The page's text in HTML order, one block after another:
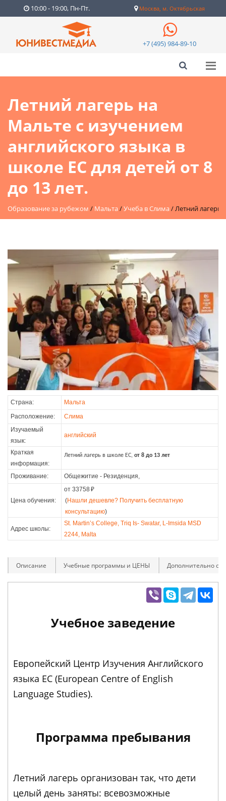
10:00 - 19:00, Пн-Пт. Москва, м. Октябрьская
+7 (495) 984-89-10
Летний лагерь на
Мальте с изучением
английского языка в
школе ЕС для детей от 8
до 13 лет.
Образование за рубежом / Мальта/Учеба в Слима/Летний лагерь
Страна:
Мальта
Расположение:
Слима
Изучаемый
язык:
английский
Краткая
информация:
Летний лагерь в школе ЕС, от 8 до 13 лет
Проживание: Общежитие - Резиденция,
Цена обучения:
от 33758 ₽
(Нашли дешевле? Получить бесплатную
консультацию)
Адрес школы:
St. Martin’s College, Triq Is- Swatar, L-Imsida MSD
2244, Malta
Описание Учебные программы и ЦЕНЫ Дополнительно
Учебное заведение
Европейский Центр Изучения Английского
языка EC (European Centre of English
Language Studies).
Программа пребывания
Летний лагерь организован так, что дети
целый день заняты: всевозможные